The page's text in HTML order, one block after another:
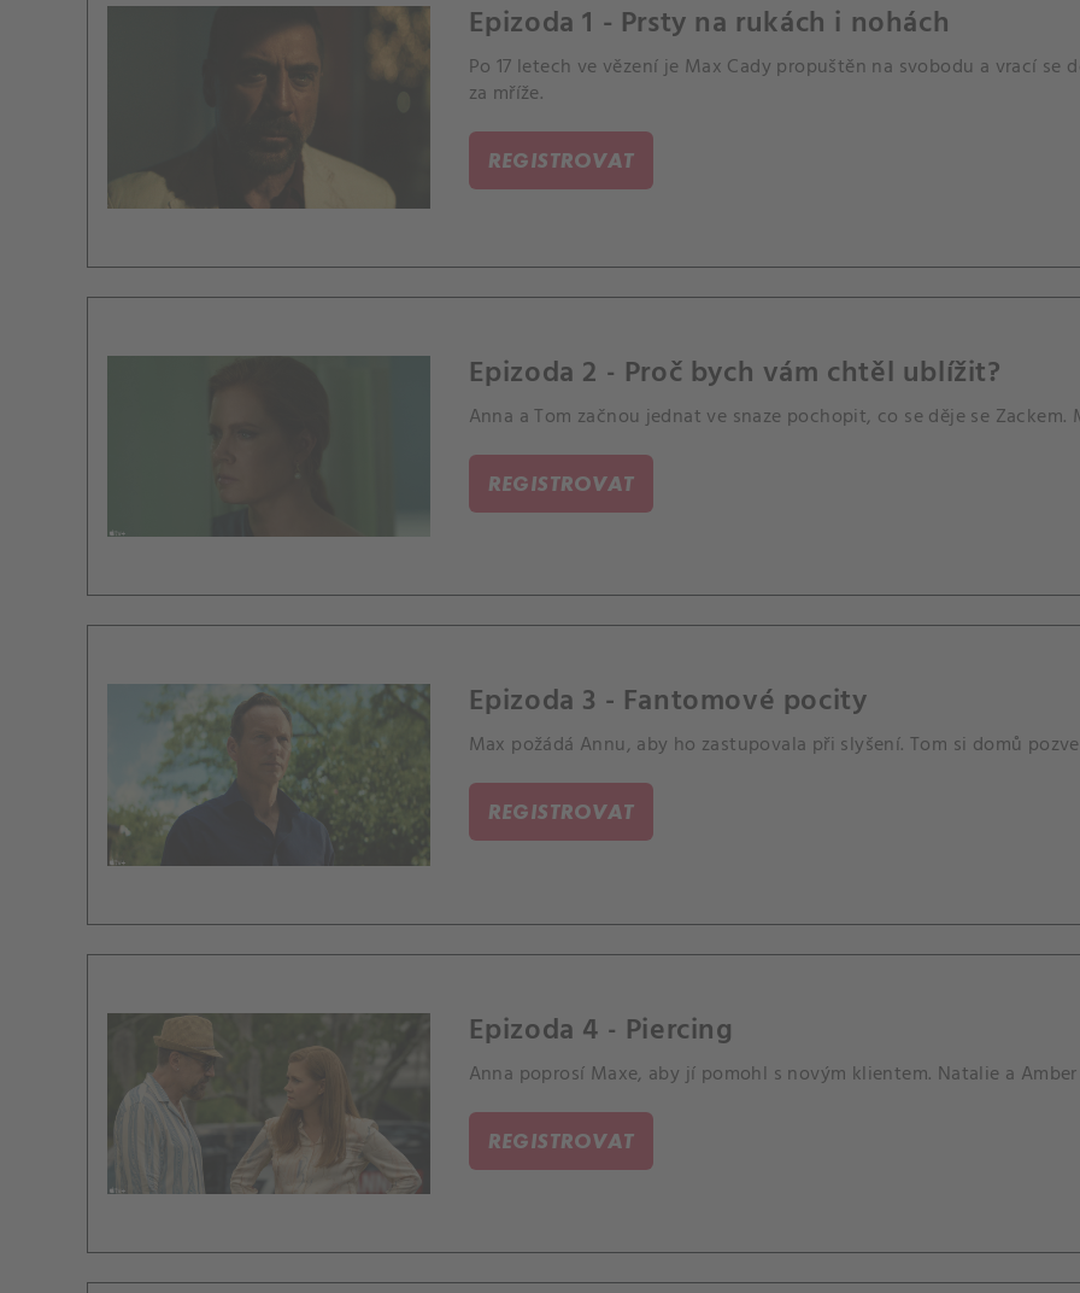
Epizoda 1 - Prsty na rukách i nohách
Po 17 letech ve vězení je Max Cady propuštěn na svobodu a vrací
za mříže.
REGISTROVAT
Epizoda 2 - Proč bych vám chtěl ublížit?
Anna a Tom začnou jednat ve snaze pochopit, co se děje se Zackem.
REGISTROVAT
Epizoda 3 - Fantomové pocity
Max požádá Annu, aby ho zastupovala při slyšení. Tom si domů
REGISTROVAT
Epizoda 4 - Piercing
Anna poprosí Maxe, aby jí pomohl s novým klientem. Natalie a
REGISTROVAT